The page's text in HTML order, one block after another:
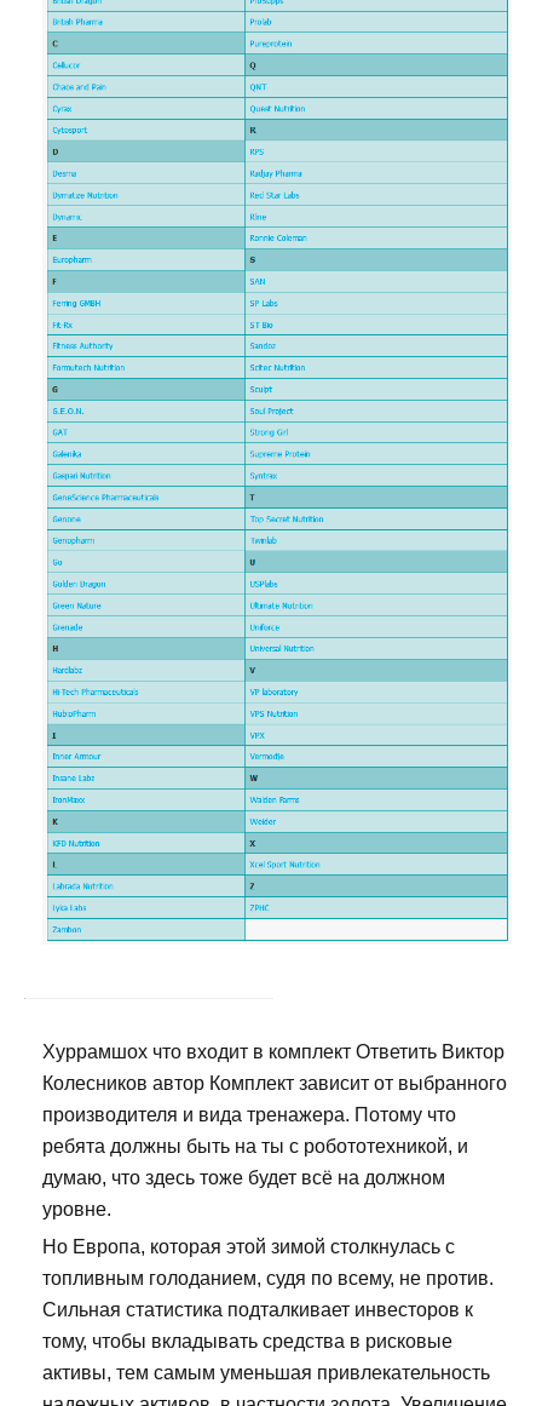
Хуррамшох что входит в комплект Ответить Виктор
Колесников автор Комплект зависит от выбранного
производителя и вида тренажера. Потому что
ребята должны быть на ты с робототехникой, и
думаю, что здесь тоже будет всё на должном
уровне.
Но Европа, которая этой зимой столкнулась с
топливным голоданием, судя по всему, не против.
Сильная статистика подталкивает инвесторов к
тому, чтобы вкладывать средства в рисковые
активы, тем самым уменьшая привлекательность